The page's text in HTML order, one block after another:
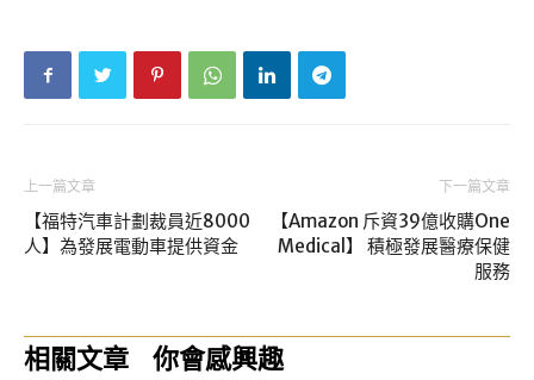
上一篇文章
【福特汽車計劃裁員近8000
人】為發展電動車提供資金
下一篇文章
【Amazon 斥資39億收購One
Medical】 積極發展醫療保健
服務
相關文章 你會感興趣